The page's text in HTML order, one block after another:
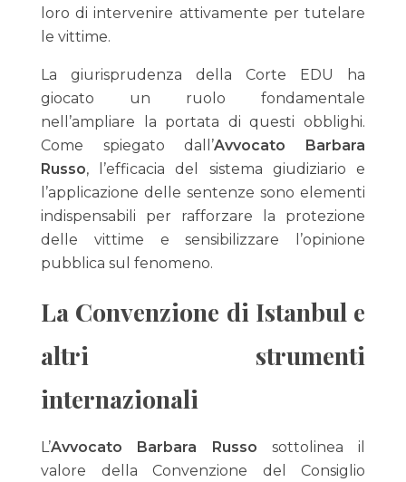
loro di intervenire attivamente per tutelare
le vittime.
La giurisprudenza della Corte EDU ha
giocato un ruolo fondamentale
nell’ampliare la portata di questi obblighi.
Come spiegato dall’Avvocato Barbara
Russo, l’efficacia del sistema giudiziario e
l’applicazione delle sentenze sono elementi
indispensabili per rafforzare la protezione
delle vittime e sensibilizzare l’opinione
pubblica sul fenomeno.
La Convenzione di Istanbul e
altri strumenti
internazionali
L’Avvocato Barbara Russo sottolinea il
valore della Convenzione del Consiglio